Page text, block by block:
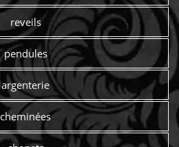
reveils
pendules
argenterie
cheminées